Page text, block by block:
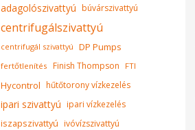
adagolószivattyú búvárszivattyú
centrifugálszivattyú
centrifugál szivattyú DP Pumps
fertőtlenítés Finish Thompson FTI
Hycontrol hűtőtorony vízkezelés
ipari szivattyú ipari vízkezelés
iszapszivattyú ivóvízszivattyú